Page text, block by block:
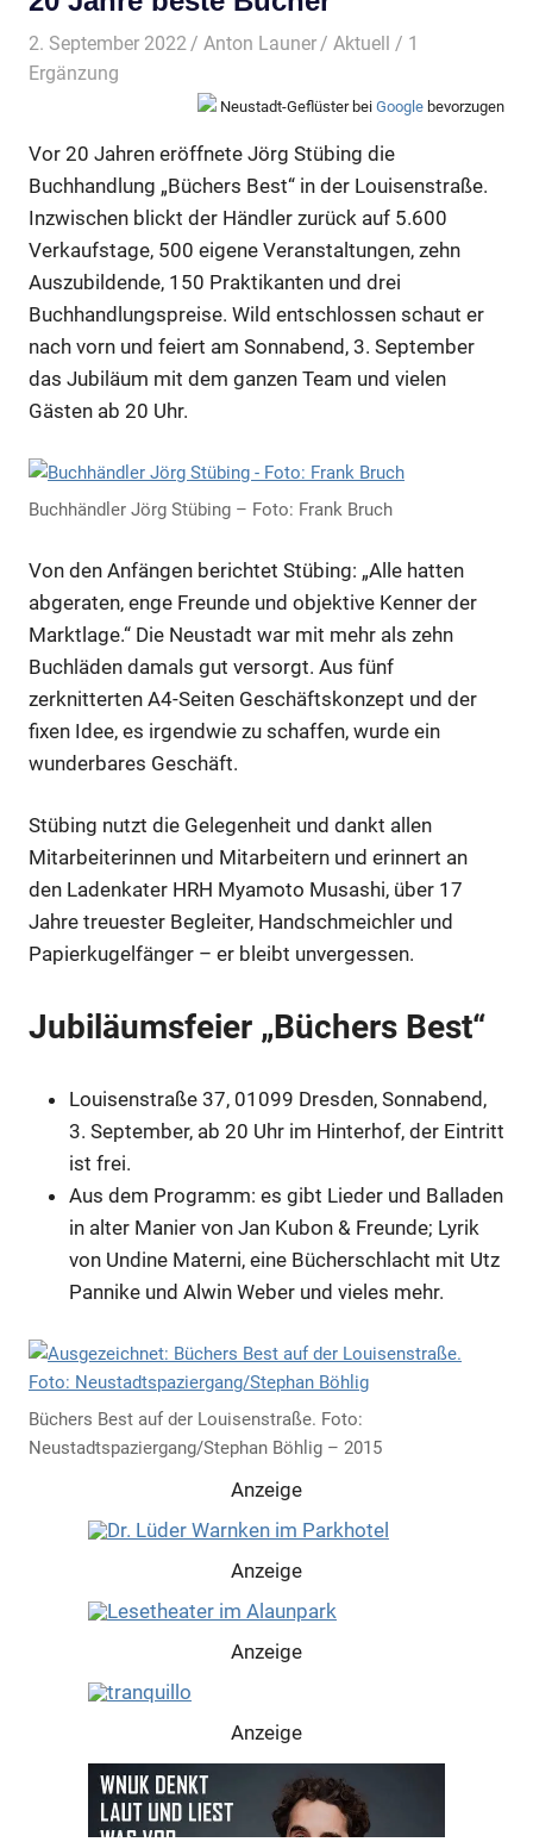
2. September 2022 Anton Launer Aktuell / 1
Ergänzung
Neustadt-Geflüster bei Google bevorzugen
Vor 20 Jahren eröffnete Jörg Stübing die
Buchhandlung „Büchers Best“ in der Louisenstraße.
Inzwischen blickt der Händler zurück auf 5.600
Verkaufstage, 500 eigene Veranstaltungen, zehn
Auszubildende, 150 Praktikanten und drei
Buchhandlungspreise. Wild entschlossen schaut er
nach vorn und feiert am Sonnabend, 3. September
das Jubiläum mit dem ganzen Team und vielen
Gästen ab 20 Uhr.
Buchhändler Jörg Stübing – Foto: Frank Bruch
Von den Anfängen berichtet Stübing: „Alle hatten
abgeraten, enge Freunde und objektive Kenner der
Marktlage.“ Die Neustadt war mit mehr als zehn
Buchläden damals gut versorgt. Aus fünf
zerknitterten A4-Seiten Geschäftskonzept und der
fixen Idee, es irgendwie zu schaffen, wurde ein
wunderbares Geschäft.
Stübing nutzt die Gelegenheit und dankt allen
Mitarbeiterinnen und Mitarbeitern und erinnert an
den Ladenkater HRH Myamoto Musashi, über 17
Jahre treuester Begleiter, Handschmeichler und
Papierkugelfänger – er bleibt unvergessen.
Jubiläumsfeier „Büchers Best“
Louisenstraße 37, 01099 Dresden, Sonnabend,
3. September, ab 20 Uhr im Hinterhof, der Eintritt
ist frei.
Aus dem Programm: es gibt Lieder und Balladen
in alter Manier von Jan Kubon & Freunde; Lyrik
von Undine Materni, eine Bücherschlacht mit Utz
Pannike und Alwin Weber und vieles mehr.
Büchers Best auf der Louisenstraße. Foto:
Neustadtspaziergang/Stephan Böhlig – 2015
Anzeige
Anzeige
Anzeige
Anzeige